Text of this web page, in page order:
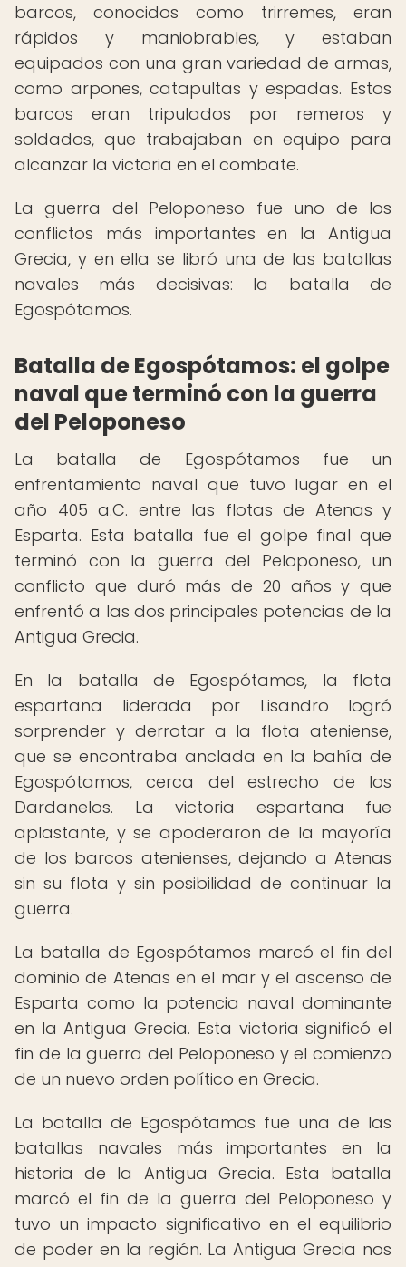
barcos, conocidos como trirremes, eran
rápidos y maniobrables, y estaban
equipados con una gran variedad de armas,
como arpones, catapultas y espadas. Estos
barcos eran tripulados por remeros y
soldados, que trabajaban en equipo para
alcanzar la victoria en el combate.
La guerra del Peloponeso fue uno de los
conflictos más importantes en la Antigua
Grecia, y en ella se libró una de las batallas
navales más decisivas: la batalla de
Egospótamos.
Batalla de Egospótamos: el golpe
naval que terminó con la guerra
del Peloponeso
La batalla de Egospótamos fue un
enfrentamiento naval que tuvo lugar en el
año 405 a.C. entre las flotas de Atenas y
Esparta. Esta batalla fue el golpe final que
terminó con la guerra del Peloponeso, un
conflicto que duró más de 20 años y que
enfrentó a las dos principales potencias de la
Antigua Grecia.
En la batalla de Egospótamos, la flota
espartana liderada por Lisandro logró
sorprender y derrotar a la flota ateniense,
que se encontraba anclada en la bahía de
Egospótamos, cerca del estrecho de los
Dardanelos. La victoria espartana fue
aplastante, y se apoderaron de la mayoría
de los barcos atenienses, dejando a Atenas
sin su flota y sin posibilidad de continuar la
guerra.
La batalla de Egospótamos marcó el fin del
dominio de Atenas en el mar y el ascenso de
Esparta como la potencia naval dominante
en la Antigua Grecia. Esta victoria significó el
fin de la guerra del Peloponeso y el comienzo
de un nuevo orden político en Grecia.
La batalla de Egospótamos fue una de las
batallas navales más importantes en la
historia de la Antigua Grecia. Esta batalla
marcó el fin de la guerra del Peloponeso y
tuvo un impacto significativo en el equilibrio
de poder en la región. La Antigua Grecia nos